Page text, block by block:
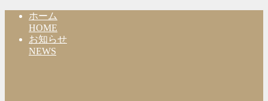
ホーム
HOME
お知らせ
NEWS